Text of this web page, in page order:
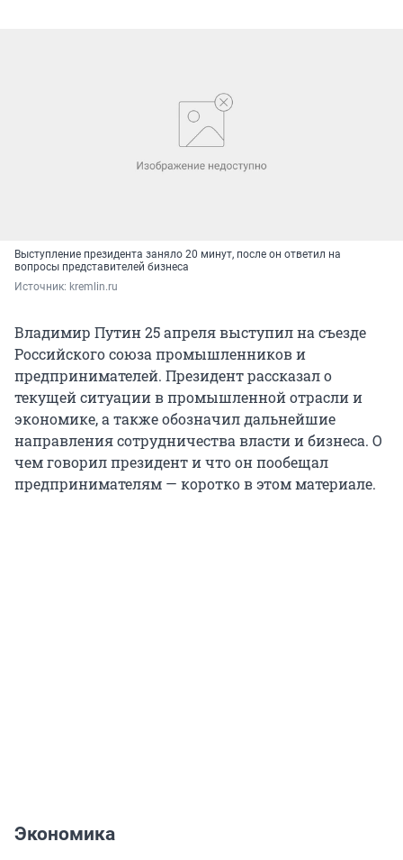
Выступление президента заняло 20 минут, после он ответил на
вопросы представителей бизнеса
Источник: kremlin.ru
Владимир Путин 25 апреля выступил на съезде
Российского союза промышленников и
предпринимателей. Президент рассказал о
текущей ситуации в промышленной отрасли и
экономике, а также обозначил дальнейшие
направления сотрудничества власти и бизнеса. О
чем говорил президент и что он пообещал
предпринимателям — коротко в этом материале.
Экономика